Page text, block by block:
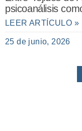
psicoanálisis
LEER ARTÍCULO »
25 de junio, 2026